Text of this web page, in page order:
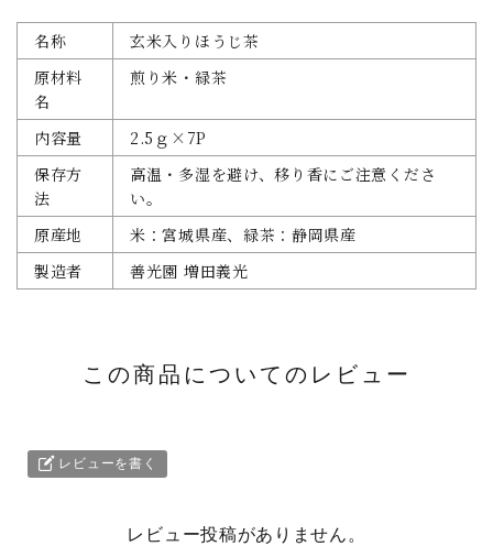
名称
玄米入りほうじ茶
原材料
名
煎り米・緑茶
内容量
2.5ｇ×7P
保存方
法
高温・多湿を避け、移り香にご注意くださ
い。
原産地
米：宮城県産、緑茶：静岡県産
製造者
善光園 増田義光
この商品についてのレビュー
レビューを書く
レビュー投稿がありません。